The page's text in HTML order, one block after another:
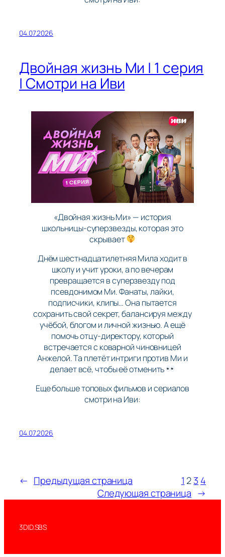
04.07.2026
Двойная жизнь Ми | 1 серия
| Смотри на Иви
«Двойная жизнь Ми» — история
школьницы-суперзвезды, которая это
скрывает
Днём шестнадцатилетняя Мила ходит в
школу и учит уроки, а по вечерам
превращается в суперзвезду под
псевдонимом Ми. Фанаты, лайки,
подписчики, клипы… Она пытается
сохранить свой секрет, балансируя между
учёбой, блогом и личной жизнью. А ещё
помочь отцу-директору, который
встречается с коварной чиновницей
Анжелой. Та плетёт интриги против Ми и
делает всё, чтобы её отменить
Еще больше топовых фильмов и сериалов
смотри на Иви:
04.07.2026
← Предыдущая страница 1 23 4
Следующая страница →
3DID.SBS